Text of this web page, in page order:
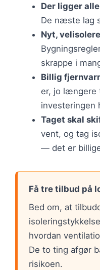
Der ligger
De næste lag
Nyt,
skrappe i
Billig
er, jo længere
investeringen
Taget skal
vent, og tag
— det er
Få tre tilbud på
Bed om, at
hvordan
De to ting afgør
risikoen.